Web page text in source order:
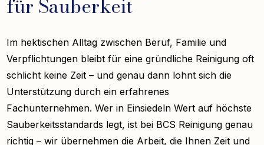
für Sauberkeit
Im hektischen Alltag zwischen Beruf, Familie und
Verpflichtungen bleibt für eine gründliche Reinigung oft
schlicht keine Zeit – und genau dann lohnt sich die
Unterstützung durch ein erfahrenes
Fachunternehmen. Wer in Einsiedeln Wert auf höchste
Sauberkeitsstandards legt, ist bei BCS Reinigung genau
richtig – wir übernehmen die Arbeit, die Ihnen Zeit und